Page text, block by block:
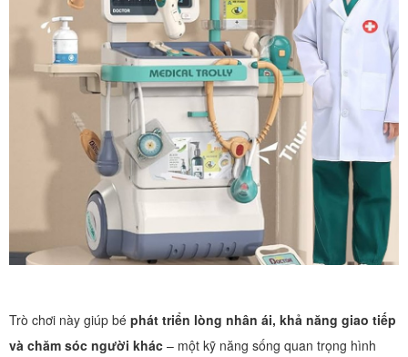
Trò chơi này giúp bé phát triển lòng nhân ái, khả năng giao tiếp
và chăm sóc người khác – một kỹ năng sống quan trọng hình